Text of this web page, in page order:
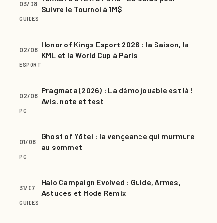
03/08
Suivre le Tournoi à 1M$
GUIDES
02/08
Honor of Kings Esport 2026 : la Saison, la
KML et la World Cup à Paris
ESPORT
02/08
Pragmata (2026) : La démo jouable est là !
Avis, note et test
PC
01/08
Ghost of Yōtei : la vengeance qui murmure
au sommet
PC
31/07
Halo Campaign Evolved : Guide, Armes,
Astuces et Mode Remix
GUIDES